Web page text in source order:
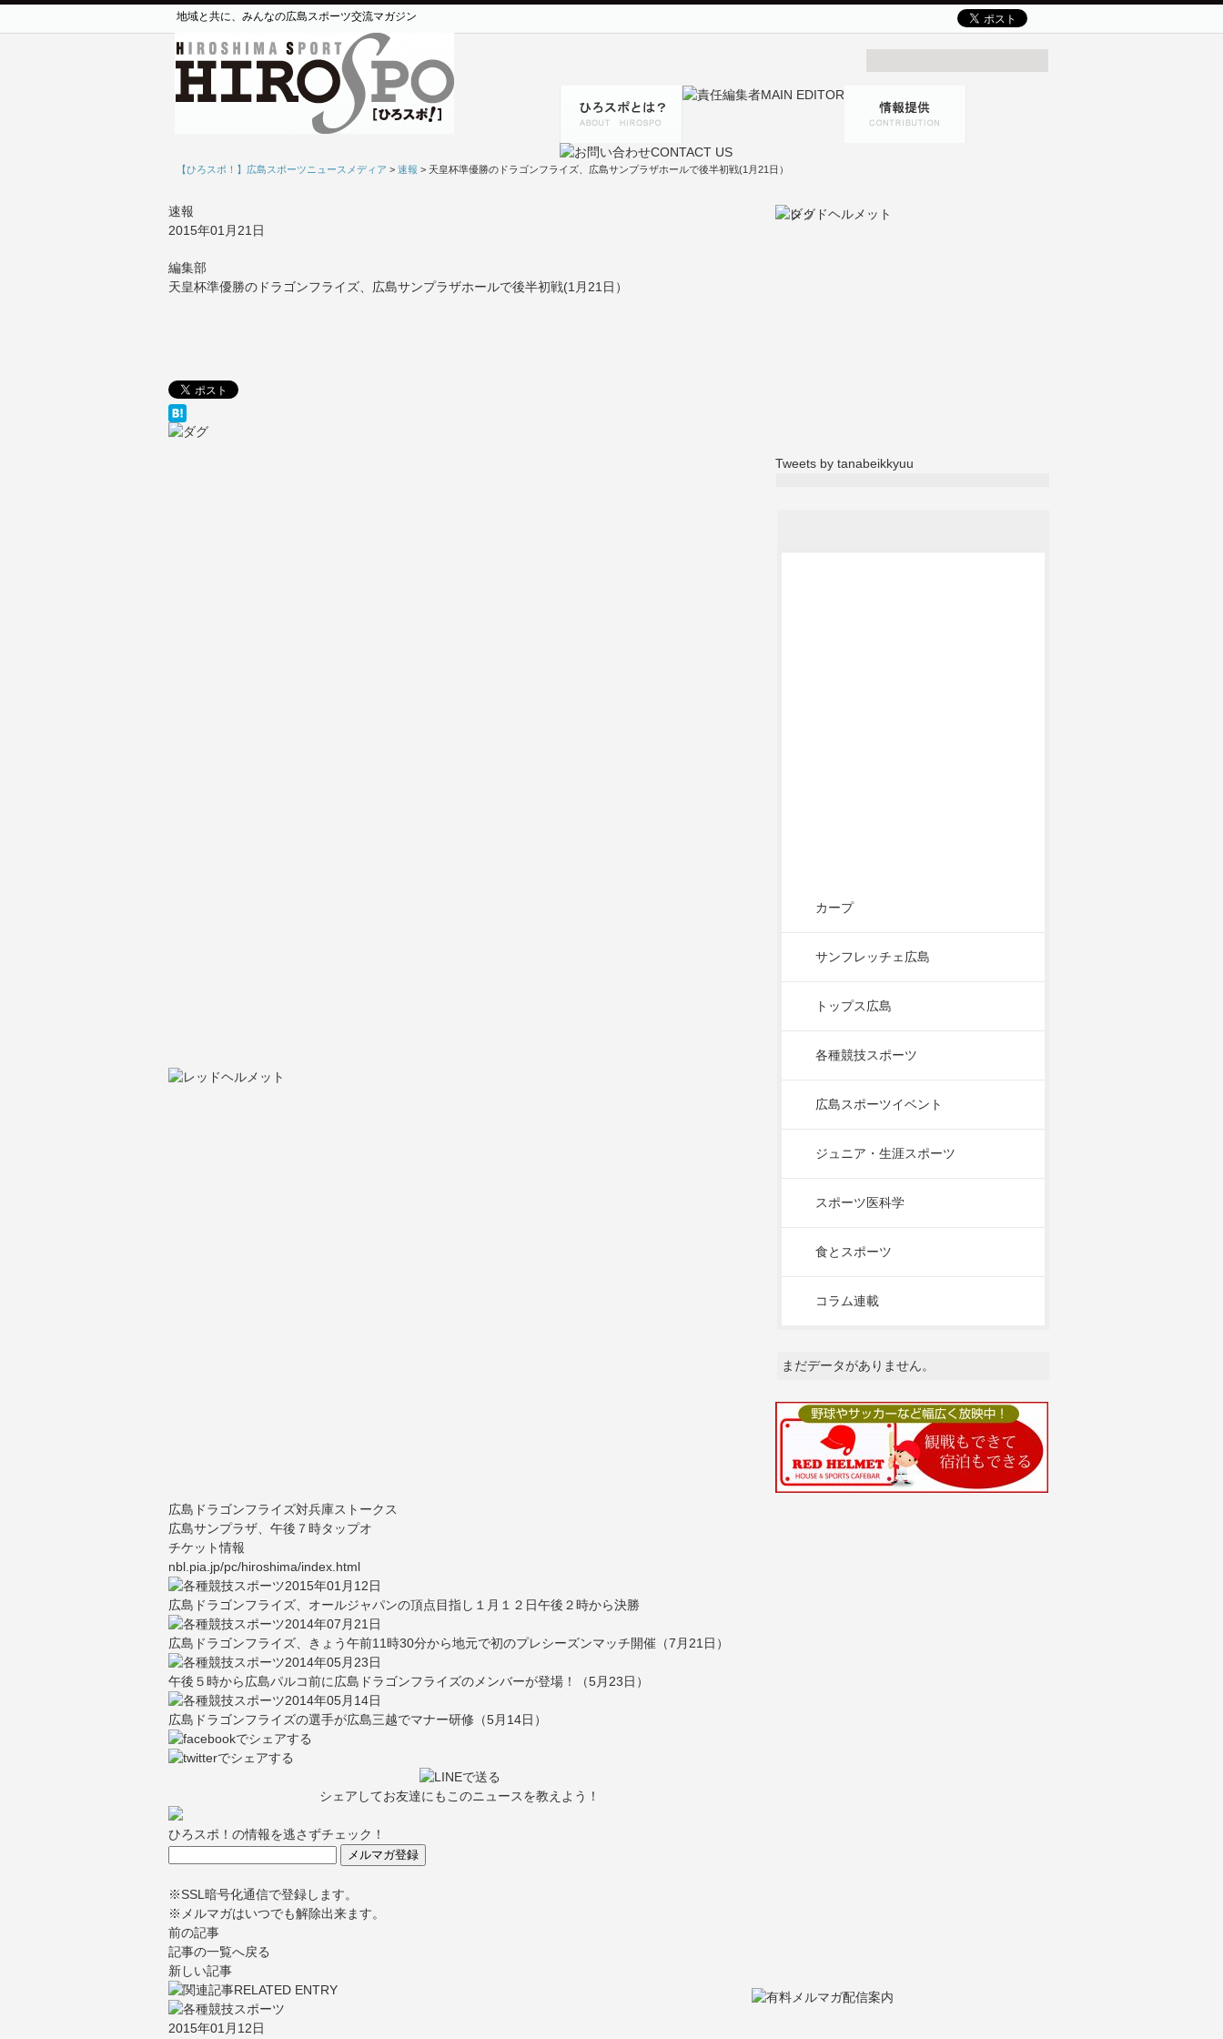
地域と共に、みんなの広島スポーツ交流マガジン
【ひろスポ！】広島スポーツニュースメディア > 速報 > 天皇杯準優勝のドラゴンフライズ、広島サンプラザホールで後半初戦(1月21日）
速報
2015年01月21日
編集部
天皇杯準優勝のドラゴンフライズ、広島サンプラザホールで後半初戦(1月21日）
広島ドラゴンフライズ対兵庫ストークス
広島サンプラザ、午後７時タップオ
チケット情報
nbl.pia.jp/pc/hiroshima/index.html
2015年01月12日
広島ドラゴンフライズ、オールジャパンの頂点目指し１月１２日午後２時から決勝
2014年07月21日
広島ドラゴンフライズ、きょう午前11時30分から地元で初のプレシーズンマッチ開催（7月21日）
2014年05月23日
午後５時から広島パルコ前に広島ドラゴンフライズのメンバーが登場！（5月23日）
2014年05月14日
広島ドラゴンフライズの選手が広島三越でマナー研修（5月14日）
シェアしてお友達にもこのニュースを教えよう！
ひろスポ！の情報を逃さずチェック！
※SSL暗号化通信で登録します。
※メルマガはいつでも解除出来ます。
前の記事
記事の一覧へ戻る
新しい記事
2015年01月12日
Tweets by tanabeikkyuu
カープ
サンフレッチェ広島
トップス広島
各種競技スポーツ
広島スポーツイベント
ジュニア・生涯スポーツ
スポーツ医科学
食とスポーツ
コラム連載
まだデータがありません。